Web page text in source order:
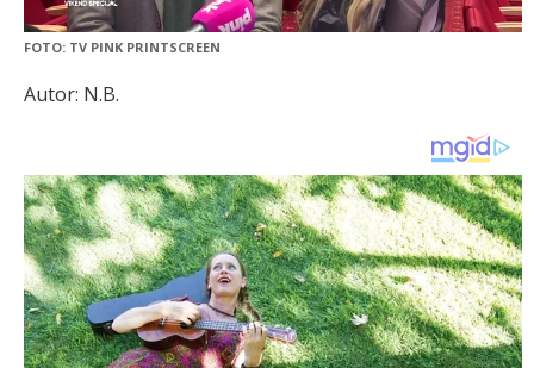
FOTO: TV PINK PRINTSCREEN
Autor: N.B.